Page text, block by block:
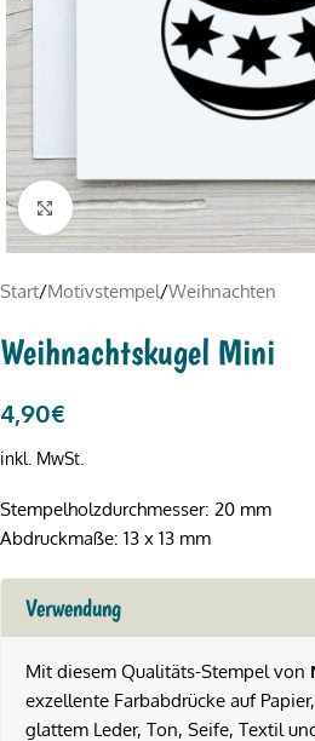
Click to enlarge
Start/Motivstempel/Weihnachten
Weihnachtskugel Mini
4,90€
inkl. MwSt.
Stempelholzdurchmesser: 20 mm
Abdruckmaße: 13 x 13 mm
Verwendung
Mit diesem Qualitäts-Stempel von
exzellente Farbabdrücke auf
glattem Leder, Ton, Seife, Textil